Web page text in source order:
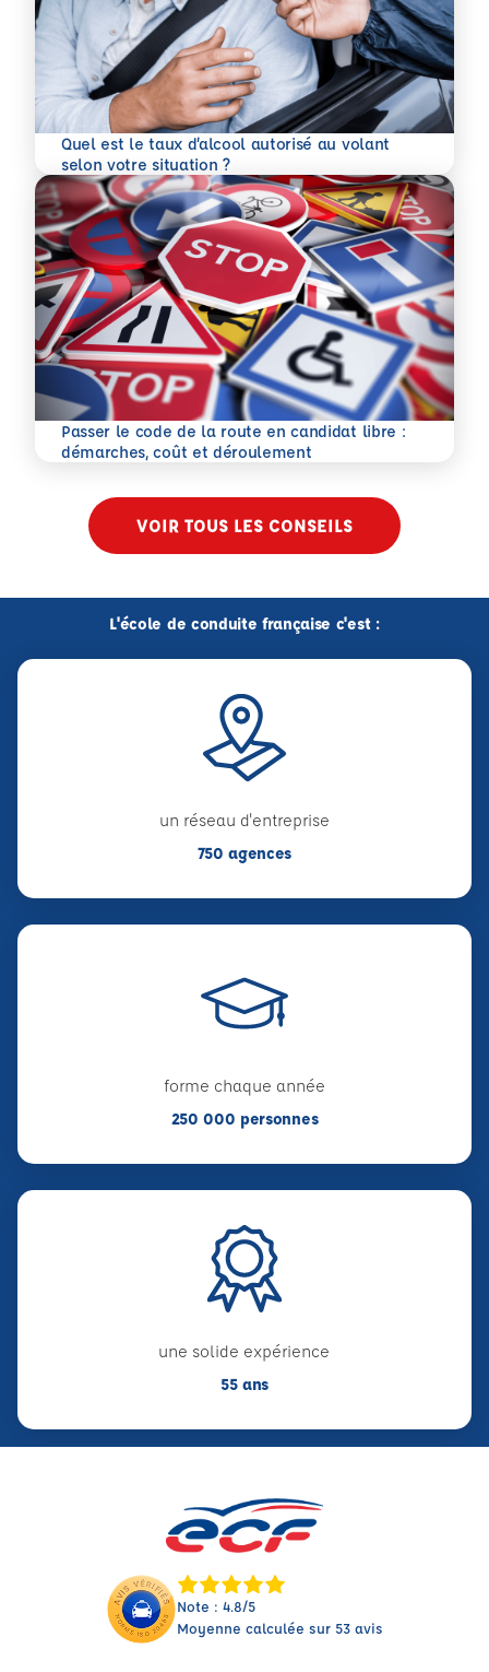
Quel est le taux d’alcool autorisé au volant
selon votre situation ?
En savoir plus
Passer le code de la route en candidat libre :
démarches, coût et déroulement
En savoir plus
VOIR TOUS LES CONSEILS
L'école de conduite française c'est :
un réseau d'entreprise
750 agences
forme chaque année
250 000 personnes
une solide expérience
55 ans
Note : 4.8/5
Moyenne calculée sur 53 avis